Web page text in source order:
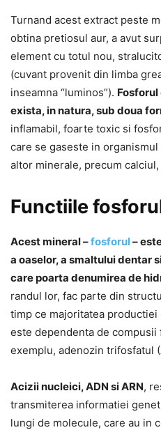
Turnand acest extract peste
obtina pretiosul aur, a avut
element cu totul nou,
(cuvant provenit din limba
inseamna “luminos”).
exista, in natura, sub doua
inflamabil, foarte toxic si
care se gaseste in
altor minerale, precum
Functiile
Acest mineral –fosforul–
a oaselor, a smaltului dentar
care poarta denumirea de
randul lor, fac parte din
timp ce majoritatea
este dependenta de
exemplu, adenozin trifosfatul
Acizii nucleici, ADN si ARN,
transmiterea informatiei
lungi de molecule, care au in